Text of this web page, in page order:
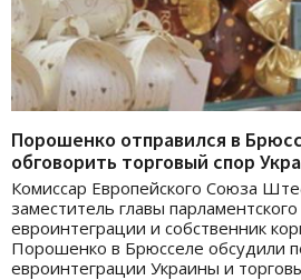
Порошенко отправился в
обговорить торговый спор
Комиссар Европейского Союза
заместитель главы
евроинтеграции и собственник
Порошенко в Брюсселе обсудили
евроинтеграции Украины и